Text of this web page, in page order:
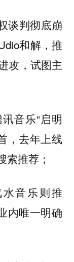
谈判彻底崩
和解，推
攻，试图主
音乐“启明
，去年上线
索推荐；
音乐则推
内唯一明确